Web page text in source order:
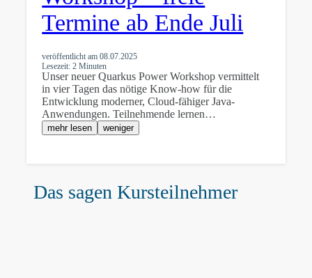
Termine ab Ende Juli
veröffentlicht am08.07.2025
Lesezeit: 2 Minuten
Unser neuer Quarkus Power Workshop vermittelt
in vier Tagen das nötige Know-how für die
Entwicklung moderner, Cloud-fähiger Java-
Anwendungen. Teilnehmende lernen…
mehr lesen weniger
Das sagen Kursteilnehmer